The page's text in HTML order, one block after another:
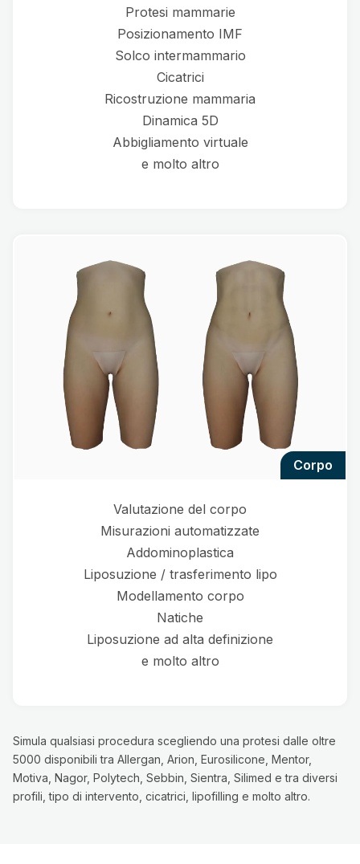
Protesi mammarie
Posizionamento IMF
Solco intermammario
Cicatrici
Ricostruzione mammaria
Dinamica 5D
Abbigliamento virtuale
e molto altro
corpo
Valutazione del corpo
Misurazioni automatizzate
Addominoplastica
Liposuzione / trasferimento lipo
Modellamento corpo
Natiche
Liposuzione ad alta definizione
e molto altro
Simula qualsiasi procedura scegliendo una protesi dalle oltre
5000 disponibili tra Allergan, Arion, Eurosilicone, Mentor,
Motiva, Nagor, Polytech, Sebbin, Sientra, Silimed e tra diversi
profili, tipo di intervento, cicatrici, lipofilling e molto altro.